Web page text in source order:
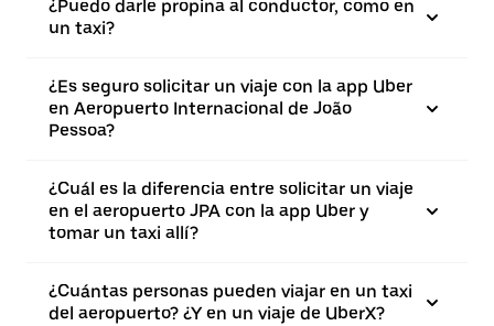
¿Puedo darle propina al conductor, como en
un taxi?
¿Es seguro solicitar un viaje con la app Uber
en Aeropuerto Internacional de João
Pessoa?
¿Cuál es la diferencia entre solicitar un viaje
en el aeropuerto JPA con la app Uber y
tomar un taxi allí?
¿Cuántas personas pueden viajar en un taxi
del aeropuerto? ¿Y en un viaje de UberX?